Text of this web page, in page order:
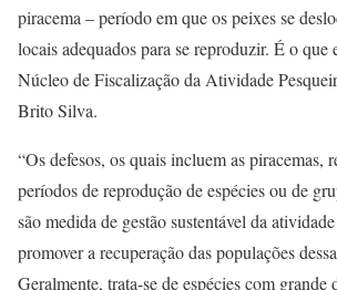
piracema – período em que os peixes se
locais adequados para se reproduzir. É o que
Núcleo de Fiscalização da Atividade
Brito Silva.
“Os defesos, os quais incluem as piracemas,
períodos de reprodução de espécies ou de
são medida de gestão sustentável da
promover a recuperação das populações
Geralmente, trata-se de espécies com grande